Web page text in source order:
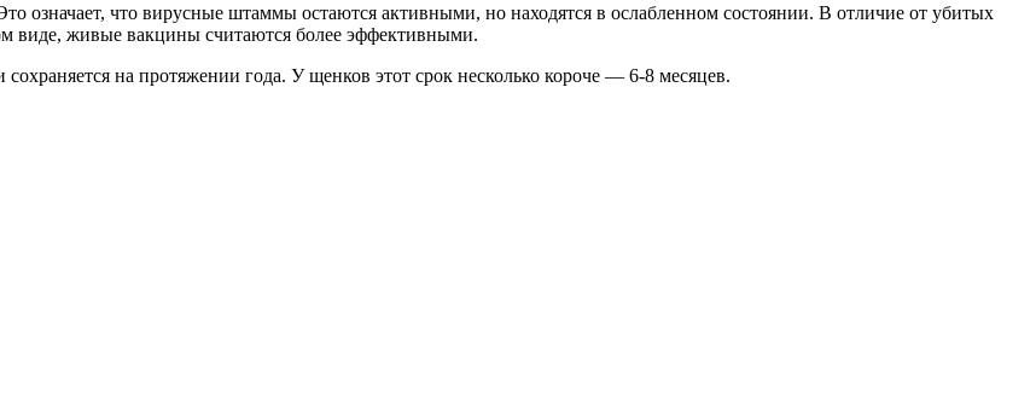
означает, что вирусные штаммы остаются активными, но находятся в ослабленном состоянии. В отличие от убитых
виде, живые вакцины считаются более эффективными.
на протяжении года. У щенков этот срок несколько короче — 6-8 месяцев.